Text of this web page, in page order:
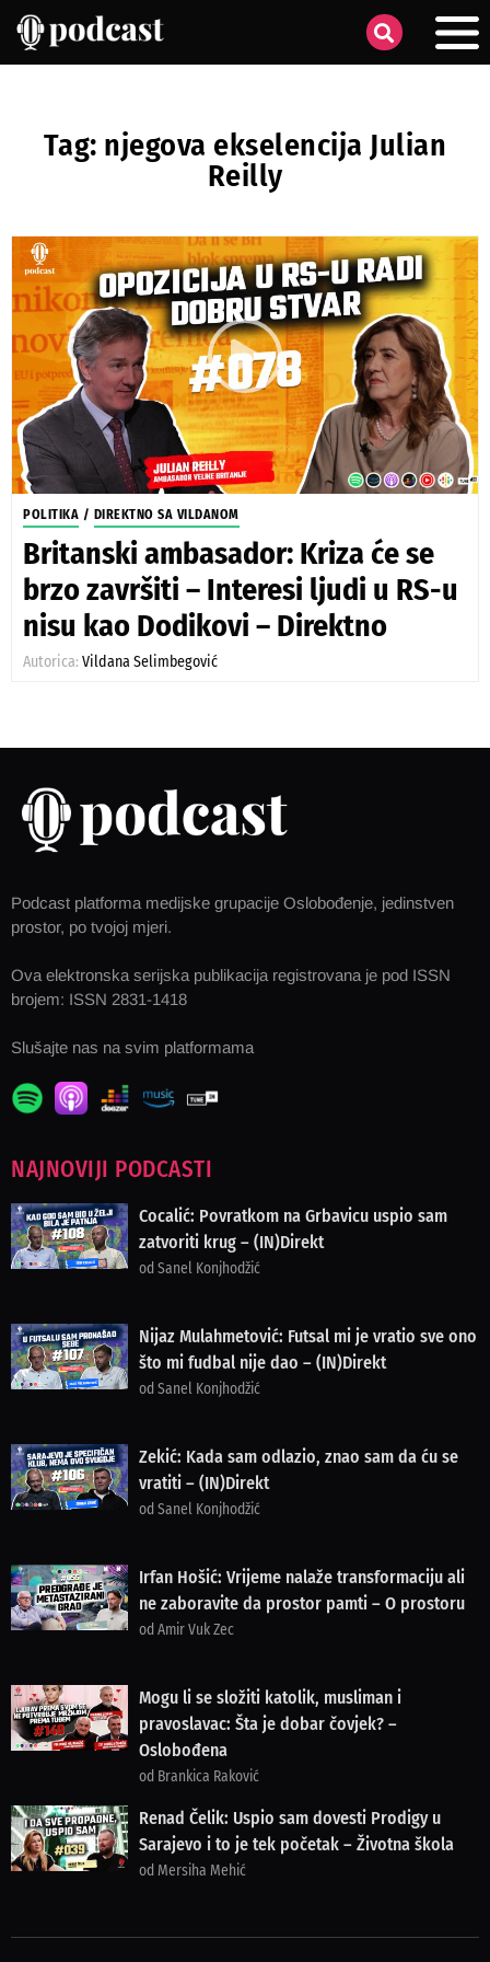
Tag: njegova ekselencija Julian
Reilly
POLITIKA / DIREKTNO SA VILDANOM
Britanski ambasador: Kriza će se
brzo završiti – Interesi ljudi u RS-u
nisu kao Dodikovi – Direktno
Autorica: Vildana Selimbegović
Podcast platforma medijske grupacije Oslobođenje, jedinstven
prostor, po tvojoj mjeri.
Ova elektronska serijska publikacija registrovana je pod ISSN
brojem: ISSN 2831-1418
Slušajte nas na svim platformama
NAJNOVIJI PODCASTI
Cocalić: Povratkom na Grbavicu uspio sam
zatvoriti krug – (IN)Direkt
od Sanel Konjhodžić
Nijaz Mulahmetović: Futsal mi je vratio sve ono
što mi fudbal nije dao – (IN)Direkt
od Sanel Konjhodžić
Zekić: Kada sam odlazio, znao sam da ću se
vratiti – (IN)Direkt
od Sanel Konjhodžić
Irfan Hošić: Vrijeme nalaže transformaciju ali
ne zaboravite da prostor pamti – O prostoru
od Amir Vuk Zec
Mogu li se složiti katolik, musliman i
pravoslavac: Šta je dobar čovjek? –
Oslobođena
od Brankica Raković
Renad Čelik: Uspio sam dovesti Prodigy u
Sarajevo i to je tek početak – Životna škola
od Mersiha Mehić